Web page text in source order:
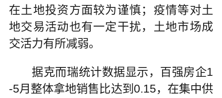
在土地投资方面较为谨慎；疫情等对土
地交易活动也有一定干扰，土地市场成
交活力有所减弱。
据克而瑞统计数据显示，百强房企1
-5月整体拿地销售比达到0.15，在集中供